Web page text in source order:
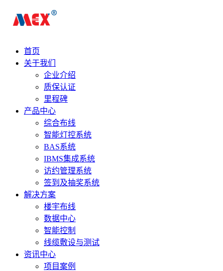
首页
关于我们
企业介绍
质保认证
里程碑
产品中心
综合布线
智能灯控系统
BAS系统
IBMS集成系统
访约管理系统
签到及抽奖系统
解决方案
楼宇布线
数据中心
智能控制
线缆敷设与测试
资讯中心
项目案例